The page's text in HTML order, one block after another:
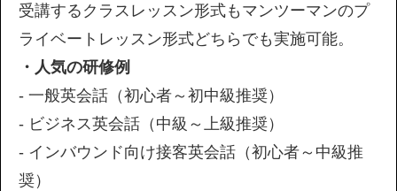
受講するクラスレッスン形式もマンツーマンのプ
ライベートレッスン形式どちらでも実施可能。
・人気の研修例
- 一般英会話（初心者～初中級推奨）
- ビジネス英会話（中級～上級推奨）
- インバウンド向け接客英会話（初心者～中級推
奨）